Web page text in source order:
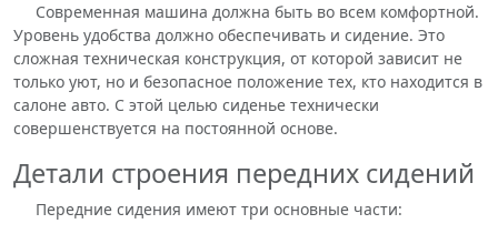
Современная машина должна быть во всем комфортной.
Уровень удобства должно обеспечивать и сидение. Это
сложная техническая конструкция, от которой зависит не
только уют, но и безопасное положение тех, кто находится в
салоне авто. С этой целью сиденье технически
совершенствуется на постоянной основе.
Детали строения передних сидений
Передние сидения имеют три основные части: